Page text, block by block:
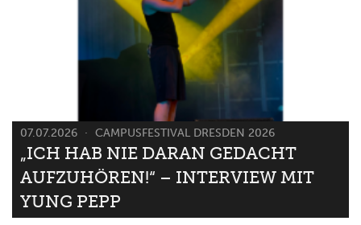
07.07.2026 CAMPUSFESTIVAL DRESDEN 2026
„ICH HAB NIE DARAN GEDACHT
AUFZUHÖREN!“ – INTERVIEW MIT
YUNG PEPP